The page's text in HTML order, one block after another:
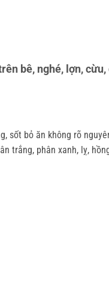
bê, nghé, lợn, cừu,
bỏ ăn không rõ
trắng, phân xanh, lỵ,